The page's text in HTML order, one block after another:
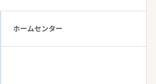
ホームセンター